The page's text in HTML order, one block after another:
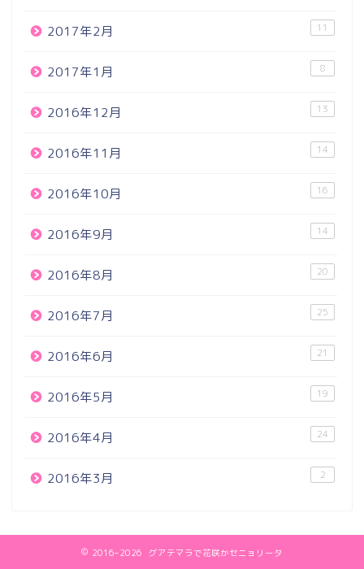
2017年2月 11
2017年1月 8
2016年12月 13
2016年11月 14
2016年10月 16
2016年9月 14
2016年8月 20
2016年7月 25
2016年6月 21
2016年5月 19
2016年4月 24
2016年3月 2
2016–2026 グアテマラで花咲かセニョリータ